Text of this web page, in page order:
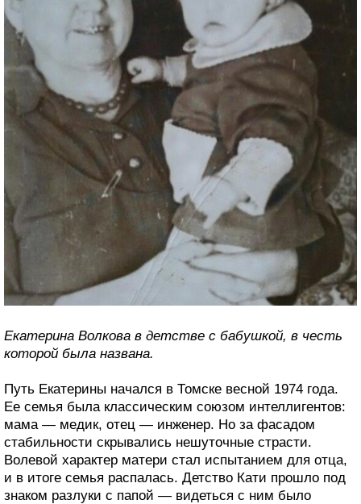
Екатерина Волкова в детстве с бабушкой, в честь
которой была названа.
Путь Екатерины начался в Томске весной 1974 года.
Ее семья была классическим союзом интеллигентов:
мама — медик, отец — инженер. Но за фасадом
стабильности скрывались нешуточные страсти.
Волевой характер матери стал испытанием для отца,
и в итоге семья распалась. Детство Кати прошло под
знаком разлуки с папой — видеться с ним было